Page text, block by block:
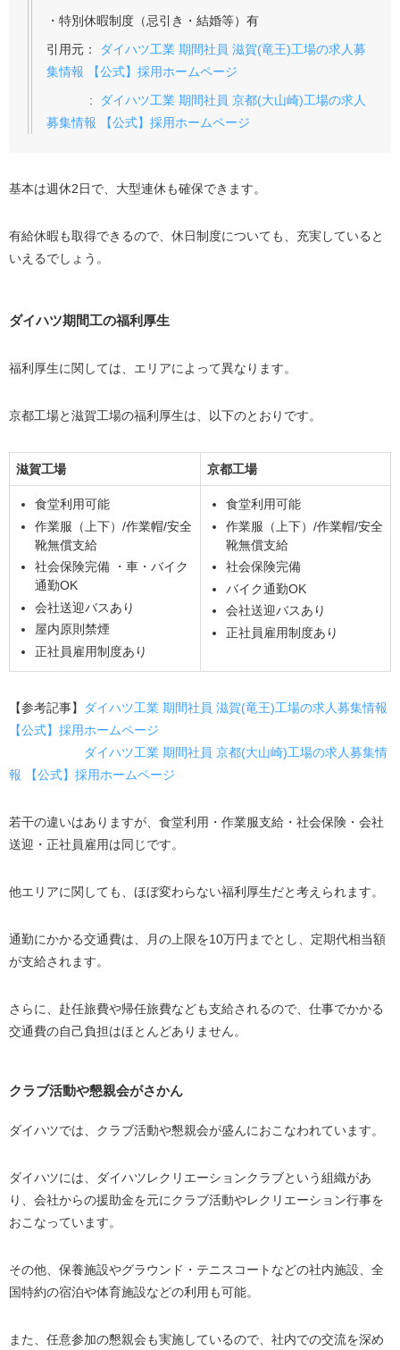
・特別休暇制度（忌引き・結婚等）有
引用元：
ダイハツ工業 期間社員 滋賀(竜王)工場の求人募
集情報 【公式】採用ホームページ
:
ダイハツ工業 期間社員 京都(大山崎)工場の求人
募集情報 【公式】採用ホームページ
基本は週休2日で、大型連休も確保できます。
有給休暇も取得できるので、休日制度についても、充実していると
いえるでしょう。
ダイハツ期間工の福利厚生
福利厚生に関しては、エリアによって異なります。
京都工場と滋賀工場の福利厚生は、以下のとおりです。
滋賀工場 京都工場
食堂利用可能
作業服（上下）/作業帽/安全
靴無償支給
社会保険完備 ・車・バイク
通勤OK
会社送迎バスあり
屋内原則禁煙
正社員雇用制度あり
食堂利用可能
作業服（上下）/作業帽/安全
靴無償支給
社会保険完備
バイク通勤OK
会社送迎バスあり
正社員雇用制度あり
【参考記事】
ダイハツ工業 期間社員 滋賀(竜王)工場の求人募集情報
【公式】採用ホームページ
ダイハツ工業 期間社員 京都(大山崎)工場の求人募集情
報 【公式】採用ホームページ
若干の違いはありますが、食堂利用・作業服支給・社会保険・会社
送迎・正社員雇用は同じです。
他エリアに関しても、ほぼ変わらない福利厚生だと考えられます。
通勤にかかる交通費は、月の上限を10万円までとし、定期代相当額
が支給されます。
さらに、赴任旅費や帰任旅費なども支給されるので、仕事でかかる
交通費の自己負担はほとんどありません。
クラブ活動や懇親会がさかん
ダイハツでは、クラブ活動や懇親会が盛んにおこなわれています。
ダイハツには、ダイハツレクリエーションクラブという組織があ
り、会社からの援助金を元にクラブ活動やレクリエーション行事を
おこなっています。
その他、保養施設やグラウンド・テニスコートなどの社内施設、全
国特約の宿泊や体育施設などの利用も可能。
また、任意参加の懇親会も実施しているので、社内での交流を深め